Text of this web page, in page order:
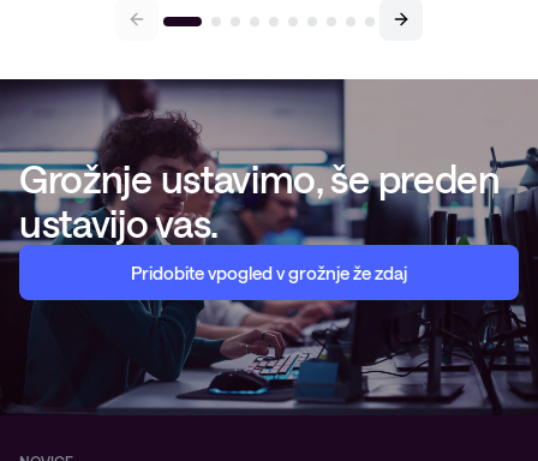
Grožnje ustavimo, še preden
ustavijo vas.
Pridobite vpogled v grožnje že zdaj